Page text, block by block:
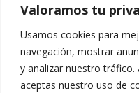
Valoramos tu
Usamos cookies para
navegación, mostrar
y analizar nuestro
aceptas nuestro uso de
Agenda de actividades
Información salud
Blog
Síguenos en redes